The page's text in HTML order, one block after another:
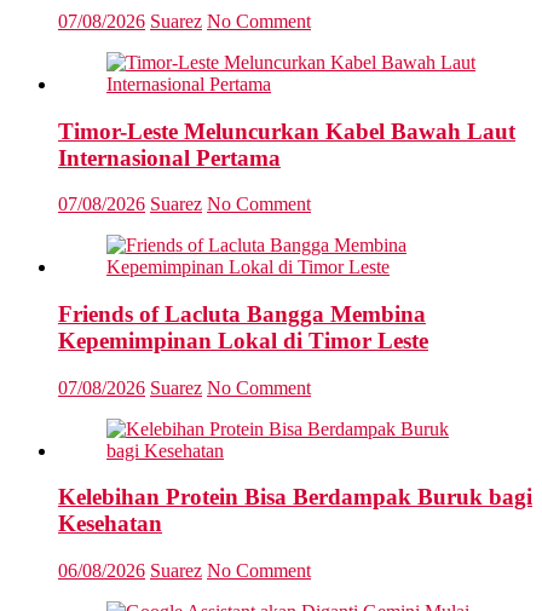
07/08/2026 Suarez No Comment
Timor-Leste Meluncurkan Kabel Bawah Laut
Internasional Pertama
07/08/2026 Suarez No Comment
Friends of Lacluta Bangga Membina
Kepemimpinan Lokal di Timor Leste
07/08/2026 Suarez No Comment
Kelebihan Protein Bisa Berdampak Buruk bagi
Kesehatan
06/08/2026 Suarez No Comment